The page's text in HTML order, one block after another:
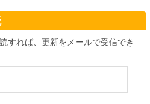
すれば、更新をメールで受信でき